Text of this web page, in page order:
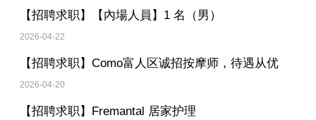
【招聘求职】 【內場人員】1 名（男）
2026-04-22
【招聘求职】 Como富人区诚招按摩师，待遇从优
2026-04-20
【招聘求职】 Fremantal 居家护理